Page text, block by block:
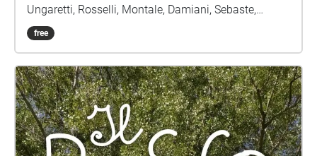
Ungaretti, Rosselli, Montale, Damiani, Sebaste,
Bordini, Costa Musica di Luccio Lazzaruolo
Immagini: Voice Portraits, spettrogrammi di voci di
Commons Attribution 4.0 International License. It is
made uniquely for artistic use.
free